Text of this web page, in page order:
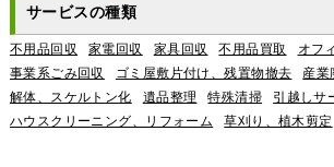
サービスの種類
不用品回収 家電回収 家具回収 不用品買取
オフ
事業系ごみ回収
ゴミ屋敷片付け、残置物撤去
産業
解体、スケルトン化
遺品整理 特殊清掃
引越しサ
ハウスクリーニング、リフォーム
草刈り、植木剪定